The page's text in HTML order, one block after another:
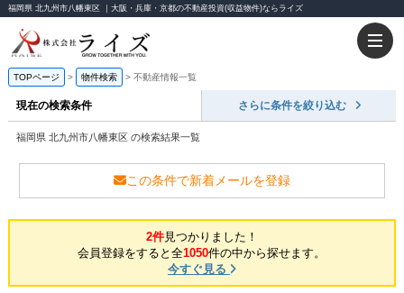
福岡県 北九州市八幡東区 ｜大阪・兵庫・京都の不動産投資(収益物件)ならライズ
TOPページ 物件検索 不動産情報一覧
現在の検索条件 さらに条件を絞り込む
福岡県 北九州市八幡東区 の検索結果一覧
この条件で新着メールを登録
2件見つかりました！
会員登録をすると全1050件の中から探せます。
今すぐ見る